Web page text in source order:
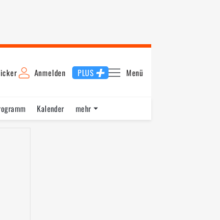
Anmelden PLUS Menü
Kalender
mehr